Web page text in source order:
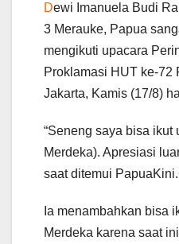
Dewi Imanuela Budi
3 Merauke, Papua
mengikuti upacara
Proklamasi HUT ke-72
Jakarta, Kamis (17/8)
“Seneng saya bisa ikut
Merdeka). Apresiasi
saat ditemui
Ia menambahkan bisa
Merdeka karena saat